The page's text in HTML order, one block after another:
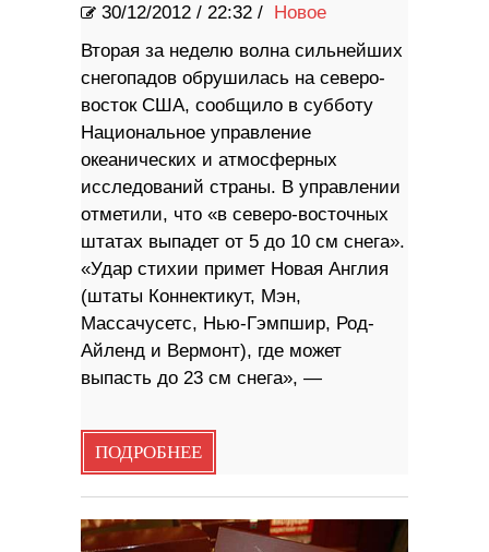
30/12/2012 / 22:32 / Новое
Вторая за неделю волна сильнейших
снегопадов обрушилась на северо-
восток США, сообщило в субботу
Национальное управление
океанических и атмосферных
исследований страны. В управлении
отметили, что «в северо-восточных
штатах выпадет от 5 до 10 см снега».
«Удар стихии примет Новая Англия
(штаты Коннектикут, Мэн,
Массачусетс, Нью-Гэмпшир, Род-
Айленд и Вермонт), где может
выпасть до 23 см снега», —
ПОДРОБНЕЕ